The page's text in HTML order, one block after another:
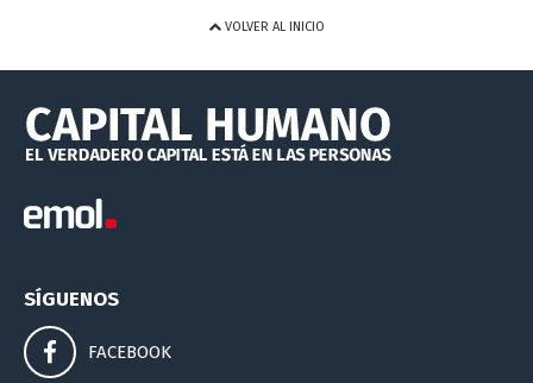
VOLVER AL INICIO
SÍGUENOS
FACEBOOK